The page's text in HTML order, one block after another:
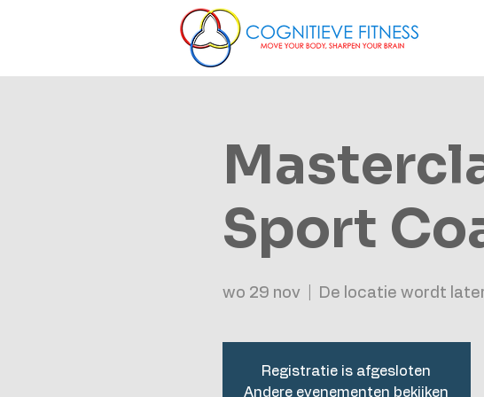
Sport
wo 29 nov
  |
De locatie wordt
Registratie is afgesloten
Andere evenementen bekijken